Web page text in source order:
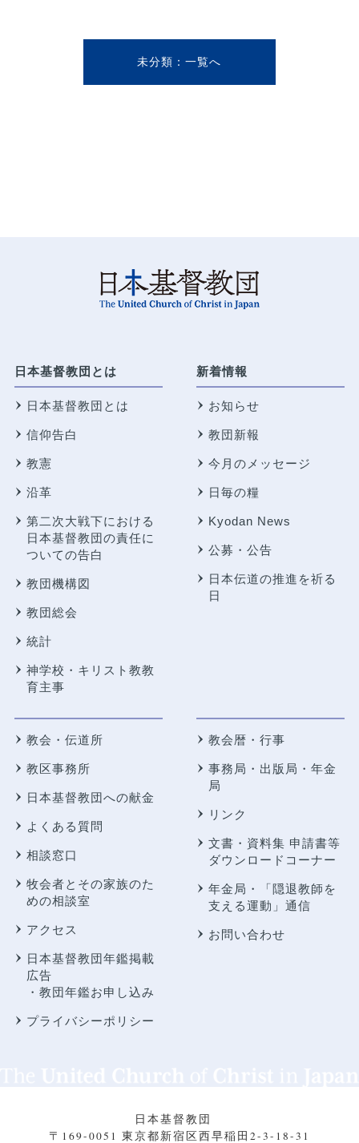
未分類
日本基督教団とは
日本基督教団とは
信仰告白
教憲
沿革
第二次大戦下における
日本基督教団の責任に
ついての告白
教団機構図
教団総会
統計
神学校・キリスト教教
育主事
新着情報
お知らせ
教団新報
今月のメッセージ
日毎の糧
Kyodan News
公募・公告
日本伝道の推進を祈る
日
教会・伝道所
教区事務所
日本基督教団への献金
よくある質問
相談窓口
牧会者とその家族のた
めの相談室
アクセス
日本基督教団年鑑掲載
広告
・教団年鑑お申し込み
プライバシーポリシー
教会暦・行事
事務局・出版局・年金
局
リンク
文書・資料集 申請書等
ダウンロードコーナー
年金局・
「隠退教師を
支える運動」通信
お問い合わせ
日本基督教団
〒169-0051 東京都新宿区西早稲田2-3-18-31